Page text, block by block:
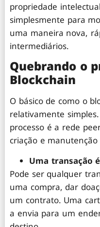
propriedade
simplesmente para
uma maneira nova,
intermediários.
Quebrando o
Blockchain
O básico de como o
relativamente
processo é a rede
criação e
Uma transação
Pode ser qualquer
uma compra, dar
um contrato. Uma
a envia para um